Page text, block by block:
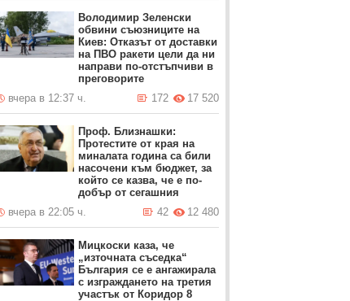
Володимир Зеленски
обвини съюзниците на
Киев: Отказът от доставки
на ПВО ракети цели да ни
направи по-отстъпчиви в
преговорите
вчера в 12:37 ч.
17 520
172
Проф. Близнашки:
Протестите от края на
миналата година са били
насочени към бюджет, за
който се казва, че е по-
добър от сегашния
вчера в 22:05 ч.
12 480
42
Мицкоски каза, че
„източната съседка“
България се е ангажирала
с изграждането на третия
участък от Коридор 8